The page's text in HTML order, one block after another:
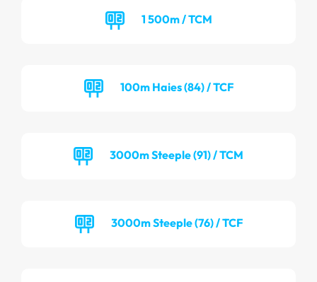
1 500m / TCM
100m Haies (84) / TCF
3000m Steeple (91) / TCM
3000m Steeple (76) / TCF